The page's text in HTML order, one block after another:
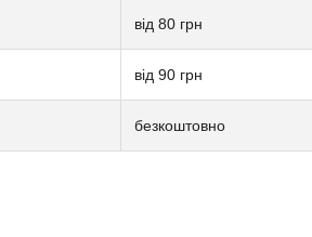
від 80 грн
від 90 грн
безкоштовно